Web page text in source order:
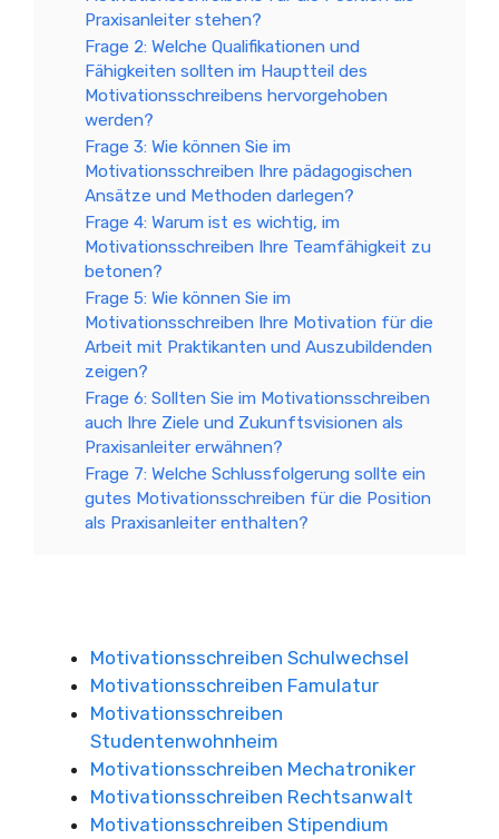
Praxisanleiter stehen?
Frage 2: Welche Qualifikationen und
Fähigkeiten sollten im Hauptteil des
Motivationsschreibens hervorgehoben
werden?
Frage 3: Wie können Sie im
Motivationsschreiben Ihre pädagogischen
Ansätze und Methoden darlegen?
Frage 4: Warum ist es wichtig, im
Motivationsschreiben Ihre Teamfähigkeit zu
betonen?
Frage 5: Wie können Sie im
Motivationsschreiben Ihre Motivation für die
Arbeit mit Praktikanten und Auszubildenden
zeigen?
Frage 6: Sollten Sie im Motivationsschreiben
auch Ihre Ziele und Zukunftsvisionen als
Praxisanleiter erwähnen?
Frage 7: Welche Schlussfolgerung sollte ein
gutes Motivationsschreiben für die Position
als Praxisanleiter enthalten?
Motivationsschreiben Schulwechsel
Motivationsschreiben Famulatur
Motivationsschreiben
Studentenwohnheim
Motivationsschreiben Mechatroniker
Motivationsschreiben Rechtsanwalt
Motivationsschreiben Stipendium